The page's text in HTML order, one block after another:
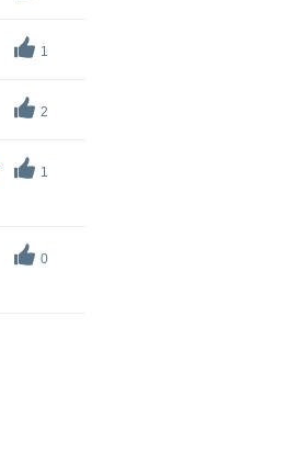
1
2
1
0